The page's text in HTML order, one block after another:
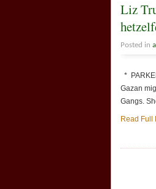
Liz
Posted in
*
Gazan
Gangs.
Read Full